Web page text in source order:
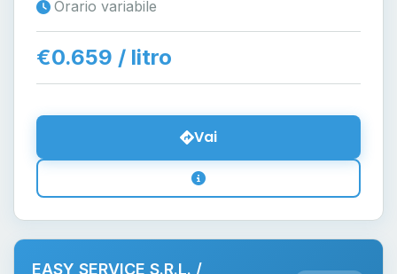
Orario variabile
€0.659 / litro
Vai
EASY SERVICE S.R.L. /